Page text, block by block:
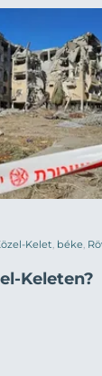
Kelet béke
Keleten?